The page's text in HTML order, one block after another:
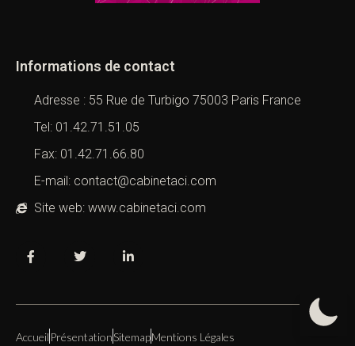
Informations de contact
Adresse : 55 Rue de Turbigo 75003 Paris France
Tel: 01.42.71.51.05
Fax: 01.42.71.66.80
E-mail: contact@cabinetaci.com
Site web: www.cabinetaci.com
Accueil PrésentationSitemapMentions Légales